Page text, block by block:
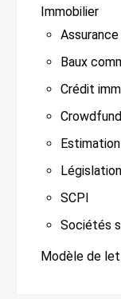
Immobilier
Assurance
Baux
Crédit
Législation
SCPI
Sociétés
Modèle de